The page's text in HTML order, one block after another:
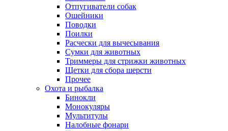
Отпугиватели собак
Ошейники
Поводки
Поилки
Расчески для вычесывания
Сумки для животных
Триммеры для стрижки животных
Щетки для сбора шерсти
Прочее
Охота и рыбалка
Бинокли
Монокуляры
Мультитулы
Налобные фонари